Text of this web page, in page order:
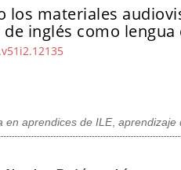
los materiales
inglés como lengua
en aprendices de ILE, aprendizaje